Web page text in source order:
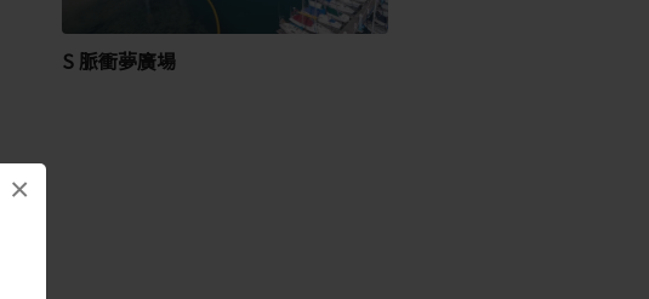
×
S 脈衝夢廣場